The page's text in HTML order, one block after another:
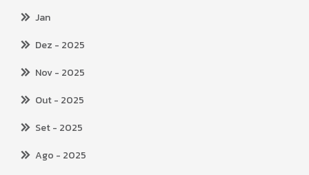
Jan
Dez - 2025
Nov- 2025
Out- 2025
Set- 2025
Ago - 2025